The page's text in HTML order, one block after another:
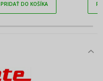
PRIDAŤ DO KOŠÍKA